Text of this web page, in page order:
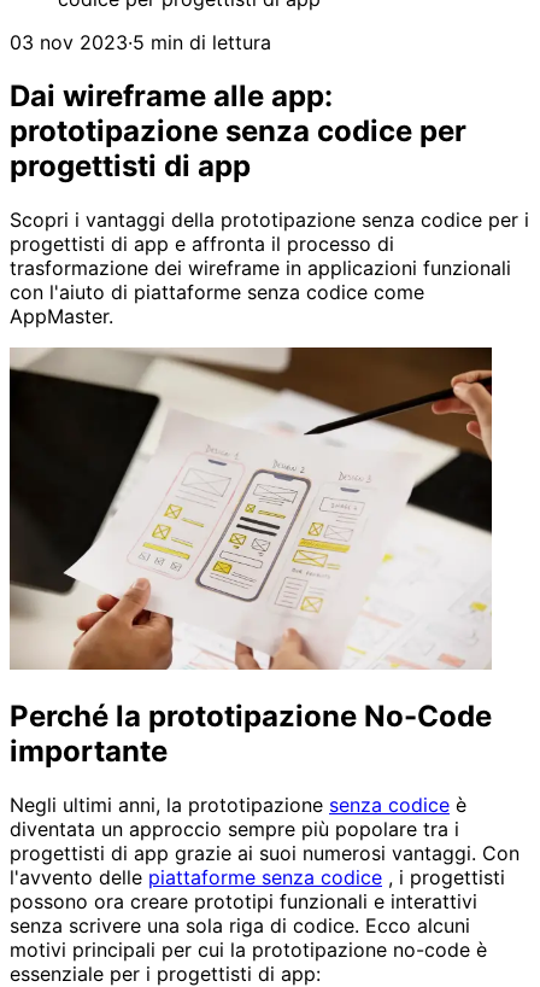
03 nov 2023·5 min di lettura
Dai wireframe alle app:
prototipazione senza codice per
progettisti di app
Scopri i vantaggi della prototipazione senza codice per i
progettisti di app e affronta il processo di
trasformazione dei wireframe in applicazioni funzionali
con l'aiuto di piattaforme senza codice come
AppMaster.
Perché la prototipazione No-Code
importante
Negli ultimi anni, la prototipazione senza codice è
diventata un approccio sempre più popolare tra i
progettisti di app grazie ai suoi numerosi vantaggi. Con
l'avvento delle piattaforme senza codice , i progettisti
possono ora creare prototipi funzionali e interattivi
senza scrivere una sola riga di codice. Ecco alcuni
motivi principali per cui la prototipazione no-code è
essenziale per i progettisti di app: